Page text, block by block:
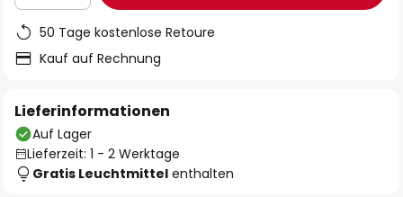
50 Tage kostenlose Retoure
Kauf auf Rechnung
Lieferinformationen
Auf Lager
Lieferzeit: 1 - 2 Werktage
Gratis Leuchtmittel enthalten